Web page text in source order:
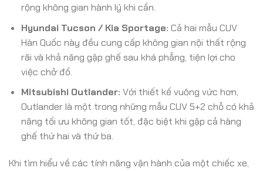
rộng không gian hành lý khi cần.
Hyundai Tucson / Kia Sportage: Cả hai mẫu CUV
Hàn Quốc này đều cung cấp không gian nội thất rộng
rãi và khả năng gập ghế sau khá phẳng, tiện lợi cho
việc chở đồ.
Mitsubishi Outlander: Với thiết kế vuông vức hơn,
Outlander là một trong những mẫu CUV 5+2 chỗ có khả
năng tối ưu không gian tốt, đặc biệt khi gập cả hàng
ghế thứ hai và thứ ba.
Khi tìm hiểu về các tính năng vận hành của một chiếc xe,